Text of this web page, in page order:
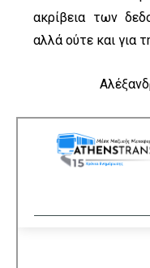
ακρίβεια των
αλλά ούτε και για